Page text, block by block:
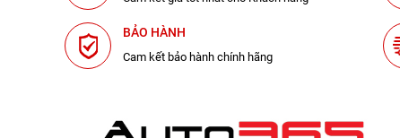
BẢO HÀNH
Cam kết bảo hành chính hãng